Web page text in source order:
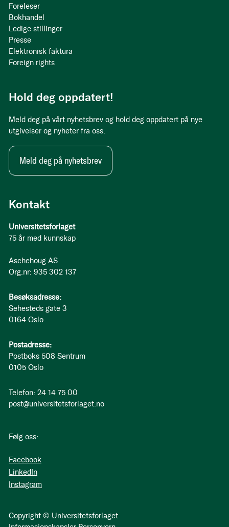
Kontakt
Universitetsforlaget
75 år med kunnskap
Aschehoug AS
Org.nr: 935 302 137
Besøksadresse:
Sehesteds gate 3
0164 Oslo
Postadresse:
Postboks 508 Sentrum
0105 Oslo
Telefon: 24 14 75 00
post@universitetsforlaget.no
Følg oss:
Facebook
LinkedIn
Instagram
Copyright © Universitetsforlaget
Foreleser
Bokhandel
Ledige stillinger
Presse
Elektronisk faktura
Foreign rights
Hold deg oppdatert!
Meld deg på vårt nyhetsbrev og hold deg oppdatert på nye
utgivelser og nyheter fra oss.
Meld deg på nyhetsbrev